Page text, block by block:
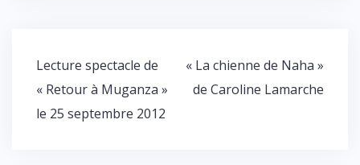
er
Navigation
de
l’article
Lecture spectacle de
« Retour à Muganza »
le 25 septembre 2012
« La chienne de Naha »
de Caroline Lamarche